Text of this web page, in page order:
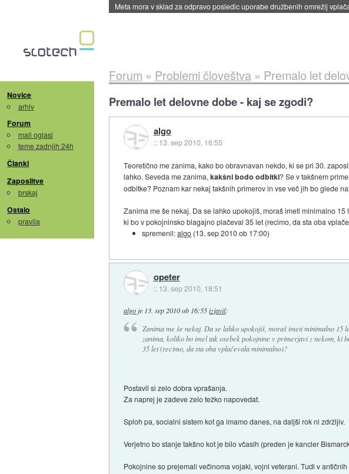
ByteDance trenira največji model umetne inteligence doslej::včeraj ob
Novice
arhiv
Forum
mali oglasi
teme zadnjih 24h
Članki
Zaposlitve
brskaj
Ostalo
pravila
Forum » Problemi človeštva» Premalo let
Premalo let delovne dobe - kaj se zgodi?
algo
:: 13. sep 2010, 16:55
Teoretično me zanima, kako bo obravnavan nekdo, ki se pri 30.
lahko. Seveda me zanima,kakšni bodo odbitki? Se v takšnem
odbitke? Poznam kar nekaj takšnih primerov in vse več jih bo glede
Zanima me še nekaj. Da se lahko upokojiš, moraš imeti minimalno
ki bo v pokojninsko blagajno plačeval 35 let (recimo, da sta oba
spremenil:algo (13. sep 2010 ob 17:00)
opeter
:: 13. sep 2010, 18:51
algoje 13. sep 2010 ob 16:55 izjavil:
Zanima me še nekaj. Da se lahko upokojiš, moraš imeti minimalno 15
zanima, koliko bo imel tak osebek pokojnine v primerjavi z nekom, ki
35 let (recimo, da sta oba vplačevala minimalno)?
Postavil si zelo dobra vprašanja.
Za naprej je zadeve zelo težko napovedat.
Sploh pa, socialni sistem kot ga imamo danes, na daljši rok ni zdržljiv.
Verjetno bo stanje takšno kot je bilo včasih (preden je kancler
Pokojnine so prejemali večinoma vojaki, vojni veterani. Tudi v